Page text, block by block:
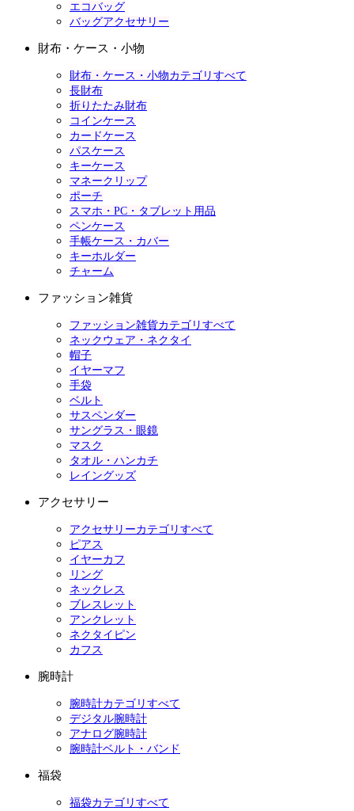
エコバッグ
バッグアクセサリー
財布・ケース・小物
財布・ケース・小物カテゴリすべて
長財布
折りたたみ財布
コインケース
カードケース
パスケース
キーケース
マネークリップ
ポーチ
スマホ・PC・タブレット用品
ペンケース
手帳ケース・カバー
キーホルダー
チャーム
ファッション雑貨
ファッション雑貨カテゴリすべて
ネックウェア・ネクタイ
帽子
イヤーマフ
手袋
ベルト
サスペンダー
サングラス・眼鏡
マスク
タオル・ハンカチ
レイングッズ
アクセサリー
アクセサリーカテゴリすべて
ピアス
イヤーカフ
リング
ネックレス
ブレスレット
アンクレット
ネクタイピン
カフス
腕時計
腕時計カテゴリすべて
デジタル腕時計
アナログ腕時計
腕時計ベルト・バンド
福袋
福袋カテゴリすべて